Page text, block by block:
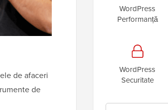
de afaceri
de
WordPress
Performanță
WordPress
Securitate